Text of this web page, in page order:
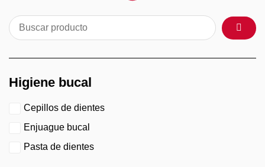
Higiene bucal
Cepillos de dientes
Enjuague bucal
Pasta de dientes